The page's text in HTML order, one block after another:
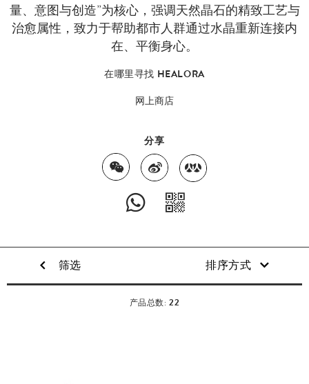
量、意图与创造”为核心，强调天然晶石的精致工艺与
治愈属性，致力于帮助都市人群通过水晶重新连接内
在、平衡身心。
在哪里寻找 HEALORA
网上商店
分享
筛选 排序方式
产品总数:22